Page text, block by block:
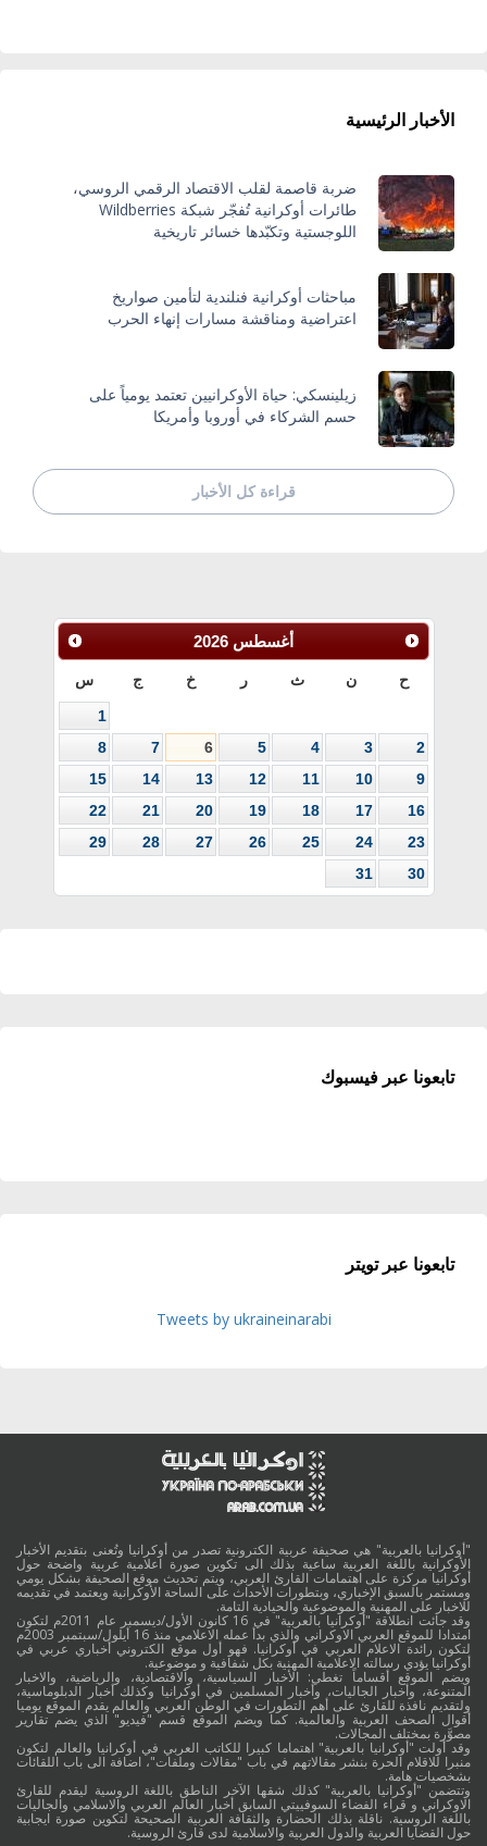
الأخبار الرئيسية
ضربة قاصمة لقلب الاقتصاد الرقمي الروسي،
طائرات أوكرانية تُفجّر شبكة Wildberries
اللوجستية وتكبّدها خسائر تاريخية
مباحثات أوكرانية فنلندية لتأمين صواريخ
اعتراضية ومناقشة مسارات إنهاء الحرب
زيلينسكي: حياة الأوكرانيين تعتمد يومياً على
حسم الشركاء في أوروبا وأمريكا
قراءة كل الأخبار
أغسطس 2026
ح ن ث ر خ ج س
1
2
3
4
5
6
7
8
9
10
11
12
13
14
15
16
17
18
19
20
21
22
23
24
25
26
27
28
29
30
31
تابعونا عبر فيسبوك
تابعونا عبر تويتر
Tweets by ukraineinarabi
"أوكرانيا بالعربية" هي صحيفة عربية الكترونية تصدر من أوكرانيا وتُعنى بتقديم الأخبار
الأوكرانية باللغة العربية ساعية بذلك الى تكوين صورة اعلامية عربية واضحة حول
أوكرانيا مركزة على اهتمامات القارئ العربي، ويتم تحديث موقع الصحيفة بشكل يومي
ومستمر بالسبق الإخباري، وبتطورات الأحداث على الساحة الأوكرانية ويعتمد في تقديمه
للاخبار على المهنية والموضوعية والحيادية التامة.
وقد جائت انطلاقة "أوكرانيا بالعربية" في 16 كانون الأول/ديسمبر عام 2011م لتكون
امتدادا للموقع العربي الاوكراني والذي بدأ عمله الاعلامي منذ 16 أيلول/سبتمبر 2003م
لتكون رائدة الاعلام العربي في أوكرانيا. فهو أول موقع الكتروني أخباري عربي في
أوكرانيا يؤدي رسالته الاعلامية المهنية بكل شفافية و موضوعية.
ويضم الموقع أقساماً تغطي: الأخبار السياسية، والاقتصادية، والرياضية، والاخبار
المتنوعة، وأخبار الجاليات، وأخبار المسلمين في أوكرانيا وكذلك أخبار الدبلوماسية،
ولتقديم نافذة للقارئ على أهم التطورات في الوطن العربي والعالم يقدم الموقع يوميا
أقوال الصحف العربية والعالمية. كما ويضم الموقع قسم "فيديو" الذي يضم تقارير
مصوَّرة بمختلف المجالات.
وقد أولت "أوكرانيا بالعربية" اهتماما كبيرا للكاتب العربي في أوكرانيا والعالم لتكون
منبرا للاقلام الحرة بنشر مقالاتهم في باب "مقالات وملفات"، اضافة الى باب اللقائات
بشخصيات هامة.
وتتضمن "أوكرانيا بالعربية" كذلك شقها الآخر الناطق باللغة الروسية ليقدم للقارئ
الاوكراني و قراء الفضاء السوفييتي السابق أخبار العالم العربي والاسلامي والجاليات
باللغة الروسية. ناقلة بذلك الحضارة والثقافة العربية الصحيحة لتكوين صورة ايجابية
حول القضايا العربية والدول العربية والاسلامية لدى قارئ الروسية.